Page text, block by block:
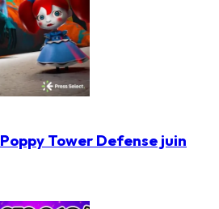
Tower Defense juin